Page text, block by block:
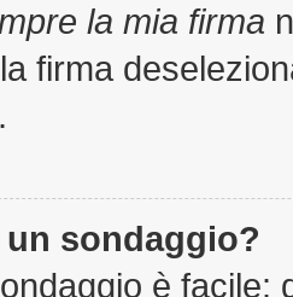
la mia firma
firma
un sondaggio?
è facile: